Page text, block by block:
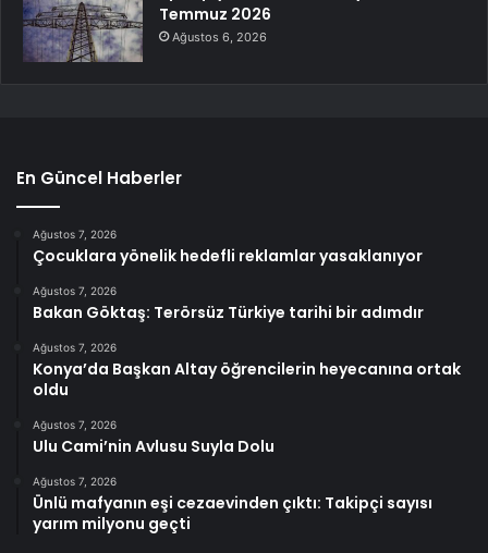
Temmuz 2026
Ağustos 6, 2026
En Güncel Haberler
Ağustos 7, 2026
Çocuklara yönelik hedefli reklamlar yasaklanıyor
Ağustos 7, 2026
Bakan Göktaş: Terörsüz Türkiye tarihi bir adımdır
Ağustos 7, 2026
Konya’da Başkan Altay öğrencilerin heyecanına ortak
oldu
Ağustos 7, 2026
Ulu Cami’nin Avlusu Suyla Dolu
Ağustos 7, 2026
Ünlü mafyanın eşi cezaevinden çıktı: Takipçi sayısı
yarım milyonu geçti